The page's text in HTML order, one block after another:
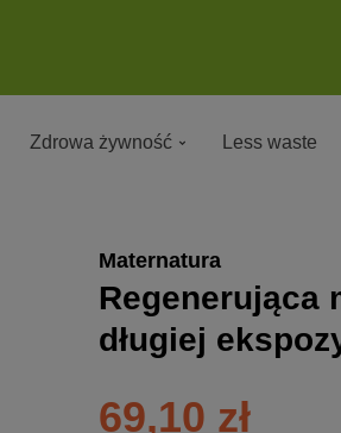
Zdrowa żywność Less waste
Maternatura
Regenerująca
długiej
69,10 zł